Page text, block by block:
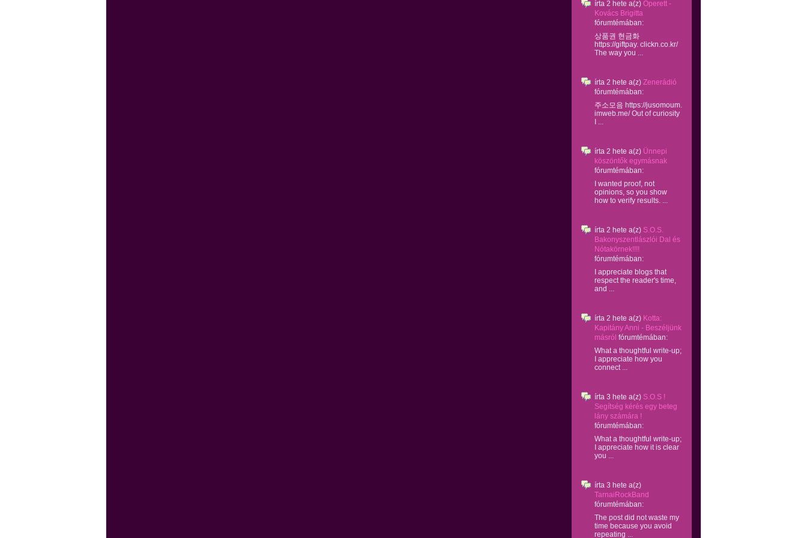
írta 2 hete a(z) Operett -
Kovács Brigitta
fórumtémában:
상품권 현금화
https://giftpay. clickn.co.kr/
The way you ...
írta 2 hete a(z) Zenerádió
fórumtémában:
주소모음 https://jusomoum.
imweb.me/ Out of curiosity
I ...
írta 2 hete a(z) Ünnepi
köszöntők egymásnak
fórumtémában:
I wanted proof, not
opinions, so you show
how to verify results. ...
írta 2 hete a(z) S.O.S.
Bakonyszentlászlói Dal és
Nótakörnek!!!!
fórumtémában:
I appreciate blogs that
respect the reader's time,
and ...
írta 2 hete a(z) Kotta:
Kapitány Anni - Beszéljünk
másról fórumtémában:
What a thoughtful write-up;
I appreciate how you
connect ...
írta 3 hete a(z) S.O.S !
Segítség kérés egy beteg
lány számára !
fórumtémában:
What a thoughtful write-up;
I appreciate how it is clear
you ...
írta 3 hete a(z)
TarnaiRockBand
fórumtémában:
The post did not waste my
time because you avoid
repeating ...